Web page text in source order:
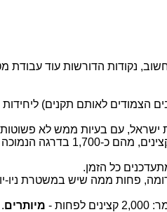
נקודות הדורשות עוד עבודת
הצמודים לאותם תקנים)
שוטרים ועוד כ-17 אלף אזרחים עובדי משטרה. במשטרת ניו-
כל הזמן.
פחות ממה שיש במשטרת ניו-
לפחות - מיותרים.